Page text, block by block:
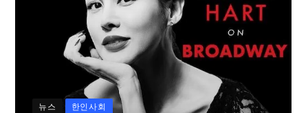
뉴스 한인사회